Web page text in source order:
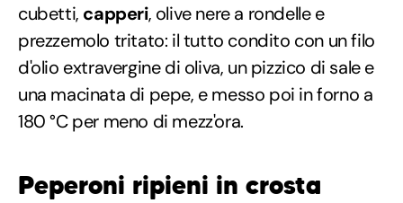
cubetti, capperi, olive nere a rondelle e
prezzemolo tritato: il tutto condito con un filo
d'olio extravergine di oliva, un pizzico di sale e
una macinata di pepe, e messo poi in forno a
180 °C per meno di mezz'ora.
Peperoni ripieni in crosta